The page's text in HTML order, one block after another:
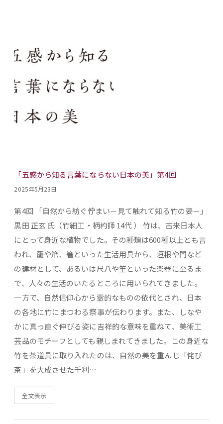
「五感から知る言葉にならない日本の美」第4回
2025年5月23日
第4回 「自然から紡ぐ佇まい－見て触れて知る竹の姿－」
黒田 正玄 氏（竹細工・柄杓師 14代 ） 竹は、古来日本人
にとって身近な植物でした。その種類は600種以上とも言
われ、籠や笊、箸といった生活用具から、垣根や門など
の建材として、あるいは尺八や笙といった楽器に至るま
で、人々の生活のいたるところに用いられてきました。
一方で、自然信仰心から霊的なものの依代とされ、日本
の各地に竹にまつわる祭事が伝わります。また、しなや
かに真っ直ぐ伸びる姿に吉祥的な意味を重ねて、美術工
芸品のモチーフとしても親しまれてきました。この身近な
竹を茶道具に取り入れたのは、自然の美を重んじ「侘び
茶」を大成させた千利…
全文表示